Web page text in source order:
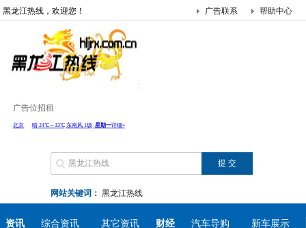
黑龙江热线，欢迎您！ 帮助中心
广告联系
广告位招租
网站关键词： 黑龙江热线
资讯 综合资讯 其它资讯 财经 汽车导购 新车展示